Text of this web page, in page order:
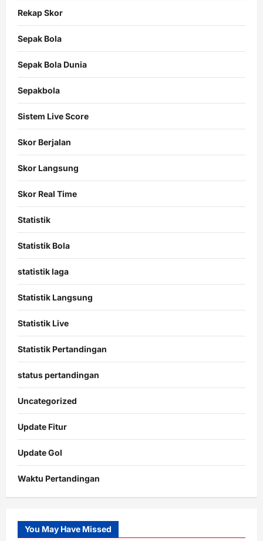
Rekap Skor
Sepak Bola
Sepak Bola Dunia
Sepakbola
Sistem Live Score
Skor Berjalan
Skor Langsung
Skor Real Time
Statistik
Statistik Bola
statistik laga
Statistik Langsung
Statistik Live
Statistik Pertandingan
status pertandingan
Uncategorized
Update Fitur
Update Gol
Waktu Pertandingan
Slot
Gacor
You May Have Missed